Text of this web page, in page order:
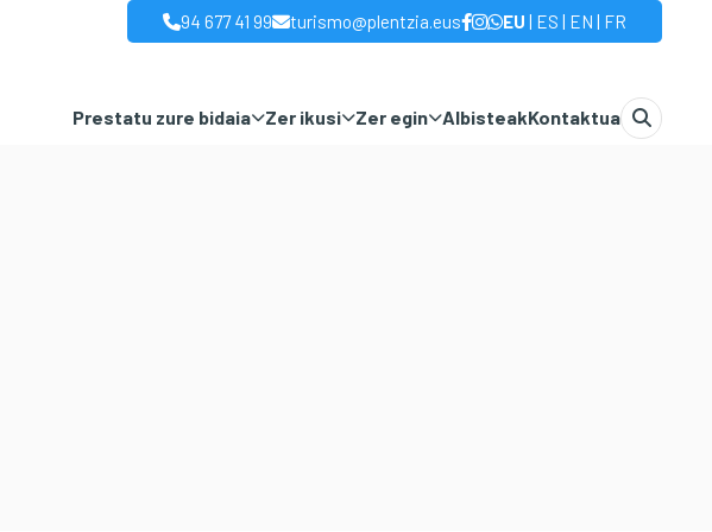
94 677 41 99 turismo@plentzia.eus EU | ES | EN | FR
Prestatu zure bidaia Zer ikusi Zer egin AlbisteakKontaktua